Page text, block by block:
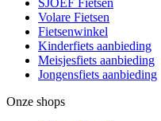
SJOEF Fietsen
Volare Fietsen
Fietsenwinkel
Kinderfiets aanbieding
Meisjesfiets aanbieding
Jongensfiets aanbieding
Onze shops